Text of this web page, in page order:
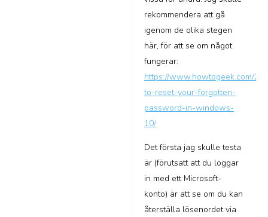
rekommendera att gå
igenom de olika stegen
här, för att se om något
fungerar:
https://www.howtogeek.com/
to-reset-your-forgotten-
password-in-windows-
10/
Det första jag skulle testa
är (förutsatt att du loggar
in med ett Microsoft-
konto) är att se om du kan
återställa lösenordet via